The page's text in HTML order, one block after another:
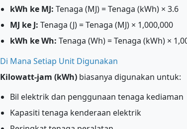
kWh ke MJ: Tenaga (MJ) = Tenaga (kWh) × 3.6
MJ ke J: Tenaga (J) = Tenaga (MJ) × 1,000,000
kWh ke Wh: Tenaga (Wh) = Tenaga (kWh) ×
Di Mana Setiap Unit Digunakan
Kilowatt-jam (kWh) biasanya digunakan untuk:
Bil elektrik dan penggunaan tenaga kediaman
Kapasiti tenaga kenderaan elektrik